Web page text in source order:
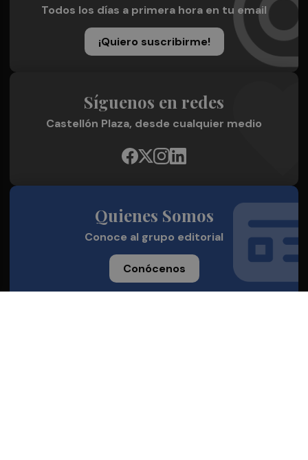
Todos los días a primera hora en tu email
¡Quiero suscribirme!
Síguenos en redes
Castellón Plaza, desde cualquier medio
Quienes Somos
Conoce al grupo editorial
Conócenos